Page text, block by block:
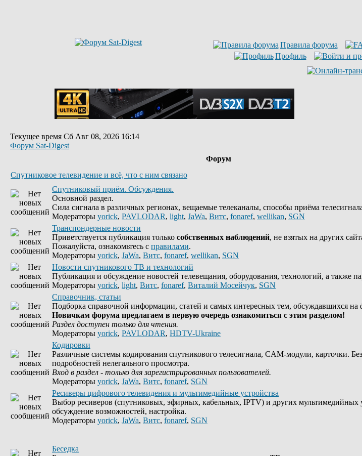
Правила форума
Профиль
Текущее время Сб Авг 08, 2026 16:14
Форум Sat-Digest
Форум
Спутниковое телевидение и всё, что с ним связано
Спутниковый приём. Обсуждения.
Основной раздел.
Сила сигнала в различных регионах, вещаемые телеканалы, способы приёма
Модераторы yorick, PAVLODAR, light, JaWa, Витс, fonaref, wellikan, SGN
Транспондерные новости
Приветствуется публикация только собственных наблюдений, не взятых на других
Пожалуйста, ознакомьтесь с правилами.
Модераторы yorick, JaWa, Витс, fonaref, wellikan, SGN
Новости спутникового ТВ и технологий
Публикация и обсуждение новостей телевещания, оборудования, технологий, а также
Модераторы yorick, light, Витс, fonaref, Виталий Мосейчук, SGN
Справочник, статьи
Подборка справочной информации, статей и самых интересных тем, обсуждавшихся на
Новичкам форума предлагаем в первую очередь ознакомиться с этим разделом!
Раздел доступен только для чтения.
Модераторы yorick, PAVLODAR, HDTV-Ukraine
Кодировки
Различные системы кодирования спутникового телесигнала, CAM-модули, карточки.
подробностей нелегального просмотра.
Вход в раздел - только для зарегистрированных пользователей.
Модераторы yorick, JaWa, Витс, fonaref, SGN
Ресиверы цифрового телевидения и мультимедийные устройства
Выбор ресиверов (спутниковых, эфирных, кабельных, IPTV) и других мультимедийных
обсуждение возможностей, настройка.
Модераторы yorick, JaWa, Витс, fonaref, SGN
Беседка